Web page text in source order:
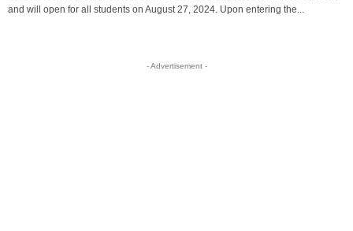
and will open for all students on August 27, 2024. Upon entering the...
- Advertisement -